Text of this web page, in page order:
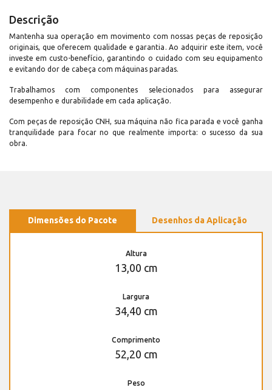
Descrição
Mantenha sua operação em movimento com nossas peças de reposição
originais, que oferecem qualidade e garantia. Ao adquirir este item, você
investe em custo-benefício, garantindo o cuidado com seu equipamento
e evitando dor de cabeça com máquinas paradas.
Trabalhamos com componentes selecionados para assegurar
desempenho e durabilidade em cada aplicação.
Com peças de reposição CNH, sua máquina não fica parada e você ganha
tranquilidade para focar no que realmente importa: o sucesso da sua
obra.
Dimensões do Pacote Desenhos da Aplicação
Altura
13,00 cm
Largura
34,40 cm
Comprimento
52,20 cm
Peso